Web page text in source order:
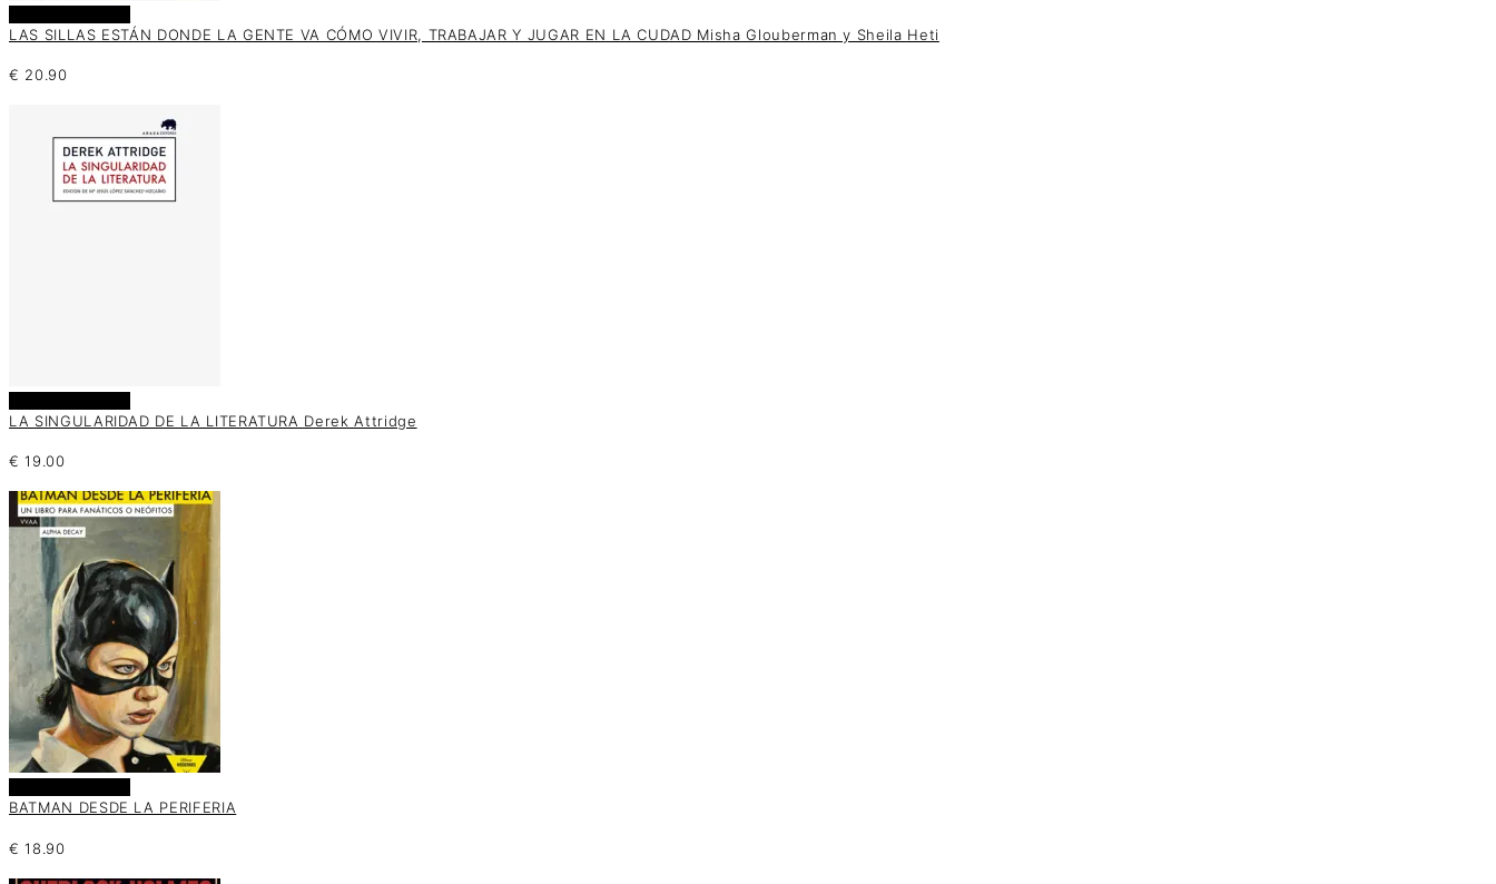
LAS SILLAS ESTÁN DONDE LA GENTE VA CÓMO VIVIR, TRABAJAR Y JUGAR EN LA CUDAD Misha Glouberman y Sheila Heti
€ 20.90
LA SINGULARIDAD DE LA LITERATURA Derek Attridge
€ 19.00
BATMAN DESDE LA PERIFERIA
€ 18.90